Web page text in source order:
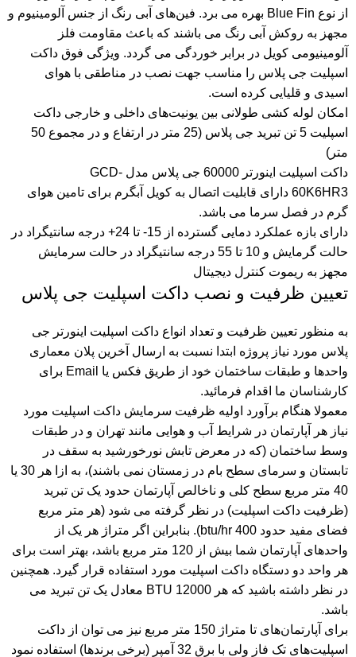
از نوع Blue Fin بهره می برد. فین‌های آبی رنگ از جنس آلومینیوم و
مجهز به روکش آبی رنگ می باشند که باعث مقاومت فلز
آلومینیومی کویل در برابر خوردگی می گردد. ویژگی فوق داکت
اسپلیت‌ جی پلاس را مناسب جهت نصب در مناطقی با هوای
اسیدی و قلیایی کرده است.
امکان لوله‌ کشی طولانی بین یونیت‌های داخلی و خارجی داکت
اسپلیت 5 تن تبرید جی پلاس (25 متر در ارتفاع و در مجموع 50
متر)
داکت اسپلیت اینورتر 60000 جی پلاس مدل GCD-
60K6HR3 دارای قابلیت اتصال به کویل آبگرم برای تامین هوای
گرم در فصل سرما می باشد.
دارای بازه عملکرد دمایی گسترده از 15- تا 24+ درجه سانتیگراد در
حالت گرمایش و 10 تا 55 درجه سانتیگراد در حالت سرمایش
مجهز به ریموت کنترل دیجیتال
تعیین ظرفیت و نصب داکت اسپلیت جی پلاس
به منظور تعیین ظرفیت و تعداد انواع داکت اسپلیت اینورتر جی
پلاس مورد نیاز پروژه ابتدا نسبت به ارسال آخرین پلان معماری
واحدها و طبقات ساختمان خود از طریق فکس یا Email برای
کارشناسان ما اقدام فرمائید.
معمولا هنگام برآورد اولیه ظرفیت سرمایش داکت اسپلیت مورد
نیاز هر آپارتمان در شرایط آب و هوایی مانند تهران و در طبقات
وسط ساختمان (که در معرض تابش نورخورشید به سقف در
تابستان و سرمای سطح بام در زمستان نمی باشند)، به ازا هر 30 یا
40 متر مربع سطح کلی و ناخالص آپارتمان حدود یک تن تبرید
(ظرفیت داکت اسپلیت) در نظر گرفته می شود (هر متر مربع
فضای مفید حدود 400 btu/hr). بنابراین اگر متراژ هر یک از
واحدهای آپارتمان شما بیش از 120 متر مربع باشد، بهتر است برای
هر واحد دو دستگاه داکت اسپلیت مورد استفاده قرار گیرد. همچنین
در نظر داشته باشید که هر BTU 12000 معادل یک تن تبرید می
باشد.
برای آپارتمان‌های تا متراژ 150 متر مربع نیز می توان از داکت
اسپلیت‌های تک فاز ولی با برق 32 آمپر (برخی برندها) استفاده نمود